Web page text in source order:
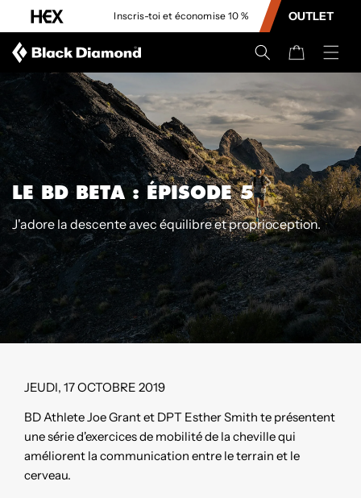
CONTENU
Inscris-toi et économise 10 % OUTLET
Panier
LE BD BETA : ÉPISODE 5
J'adore la descente avec équilibre et proprioception.
JEUDI, 17 OCTOBRE 2019
BD Athlete Joe Grant et DPT Esther Smith te présentent
une série d'exercices de mobilité de la cheville qui
améliorent la communication entre le terrain et le
cerveau.